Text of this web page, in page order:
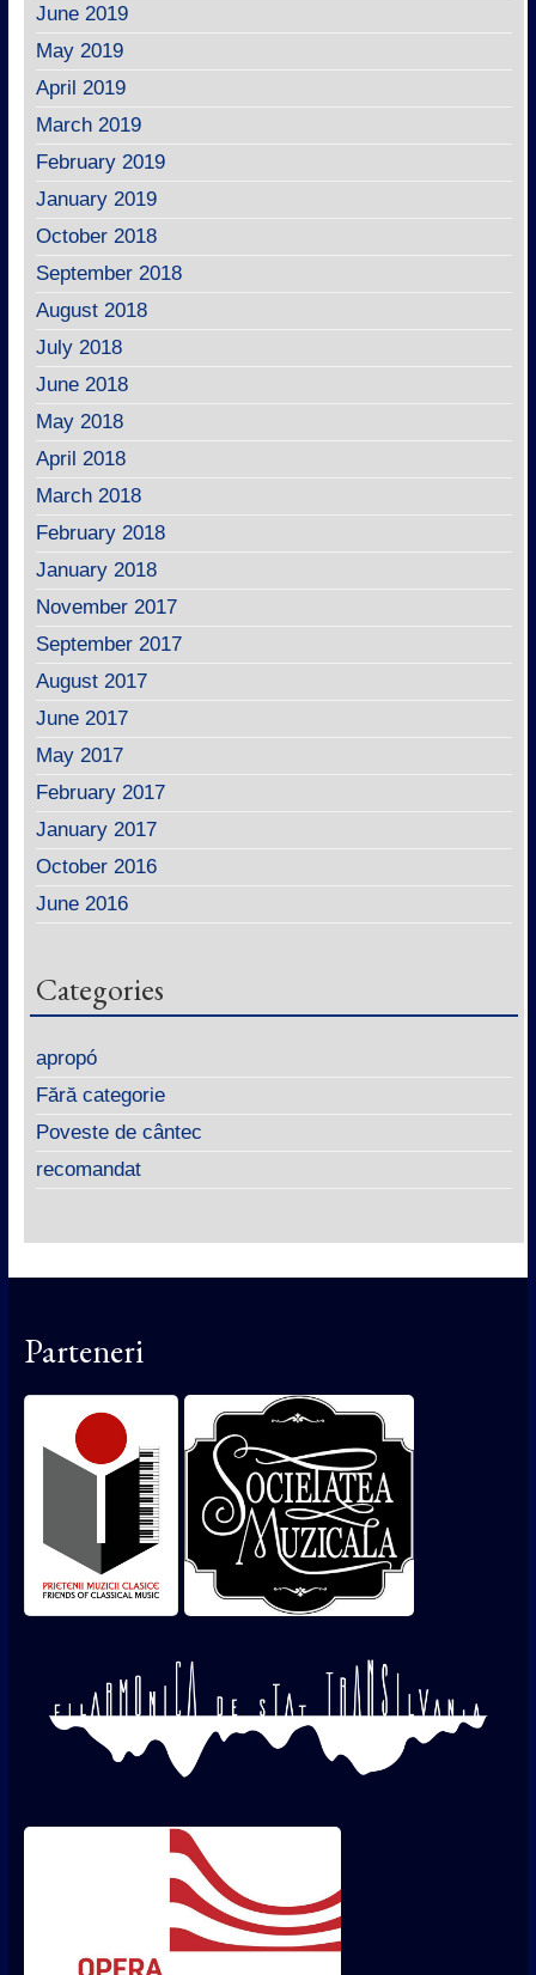
June 2019
May 2019
April 2019
March 2019
February 2019
January 2019
October 2018
September 2018
August 2018
July 2018
June 2018
May 2018
April 2018
March 2018
February 2018
January 2018
November 2017
September 2017
August 2017
June 2017
May 2017
February 2017
January 2017
October 2016
June 2016
Categories
apropó
Fără categorie
Poveste de cântec
recomandat
Parteneri